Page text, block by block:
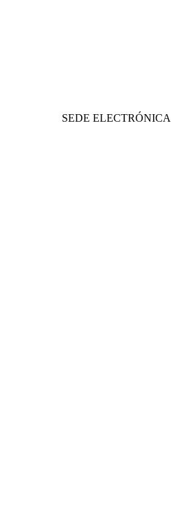
SEDE ELECTRÓNICA